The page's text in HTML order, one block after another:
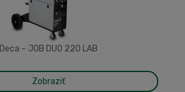
Deca – JOB DUO 220 LAB
Zobraziť